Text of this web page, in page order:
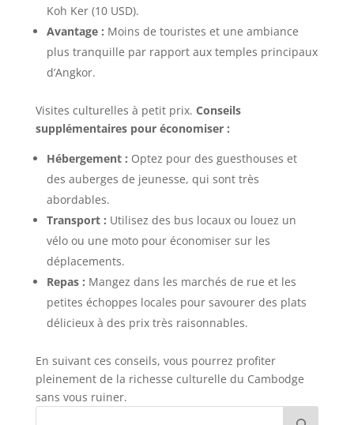
Koh Ker (10 USD).
Avantage : Moins de touristes et une ambiance
plus tranquille par rapport aux temples principaux
d’Angkor.
Visites culturelles à petit prix. Conseils
supplémentaires pour économiser :
Hébergement : Optez pour des guesthouses et
des auberges de jeunesse, qui sont très
abordables.
Transport : Utilisez des bus locaux ou louez un
vélo ou une moto pour économiser sur les
déplacements.
Repas : Mangez dans les marchés de rue et les
petites échoppes locales pour savourer des plats
délicieux à des prix très raisonnables.
En suivant ces conseils, vous pourrez profiter
pleinement de la richesse culturelle du Cambodge
sans vous ruiner.